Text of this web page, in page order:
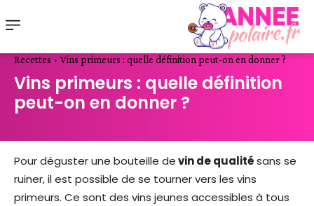
Recettes Vins primeurs : quelle définition peut-on en donner ?
Vins primeurs : quelle définition
peut-on en donner ?
Pour déguster une bouteille devin de qualitésans se
ruiner, il est possible de se tourner vers les vins
primeurs. Ce sont des vins jeunes accessibles à tous